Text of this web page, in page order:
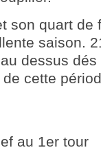
son quart de
saison.
dessus
cette
au 1er tour